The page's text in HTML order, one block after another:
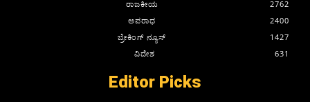
ರಾಜಕೀಯ
2762
ಅಪರಾಧ
2400
ಬ್ರೇಕಿಂಗ್ ನ್ಯೂಸ್
1427
ವಿದೇಶ
631
Editor Picks